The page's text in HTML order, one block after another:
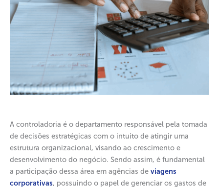
A controladoria é o departamento responsável pela tomada
de decisões estratégicas com o intuito de atingir uma
estrutura organizacional, visando ao crescimento e
desenvolvimento do negócio. Sendo assim, é fundamental
a participação dessa área em agências de viagens
corporativas, possuindo o papel de gerenciar os gastos de